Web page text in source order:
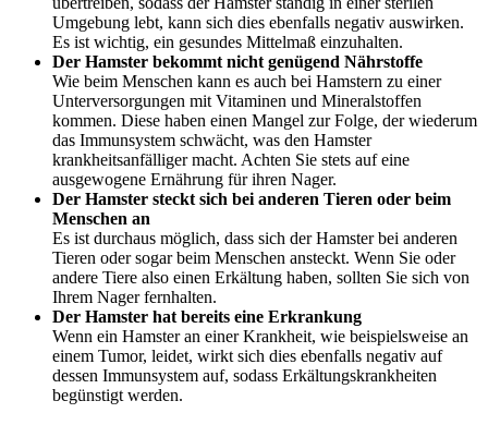
Umgebung lebt, kann sich dies ebenfalls negativ auswirken.
Es ist wichtig, ein gesundes Mittelmaß einzuhalten.
Der Hamster bekommt nicht genügend Nährstoffe
Wie beim Menschen kann es auch bei Hamstern zu einer
Unterversorgungen mit Vitaminen und Mineralstoffen
kommen. Diese haben einen Mangel zur Folge, der wiederum
das Immunsystem schwächt, was den Hamster
krankheitsanfälliger macht. Achten Sie stets auf eine
ausgewogene Ernährung für ihren Nager.
Der Hamster steckt sich bei anderen Tieren oder beim
Menschen an
Es ist durchaus möglich, dass sich der Hamster bei anderen
Tieren oder sogar beim Menschen ansteckt. Wenn Sie oder
andere Tiere also einen Erkältung haben, sollten Sie sich von
Ihrem Nager fernhalten.
Der Hamster hat bereits eine Erkrankung
Wenn ein Hamster an einer Krankheit, wie beispielsweise an
einem Tumor, leidet, wirkt sich dies ebenfalls negativ auf
dessen Immunsystem auf, sodass Erkältungskrankheiten
begünstigt werden.